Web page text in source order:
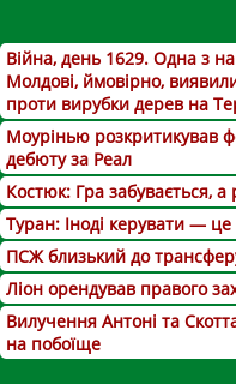
Війна, день 1629. Одна з
Молдові, ймовірно,
проти вирубки дерев на
Моурінью розкритикував
дебюту за Реал
Костюк: Гра забувається,
Туран: Іноді керувати — це
ПСЖ близький до
Ліон орендував правого
Вилучення Антоні та
на побоїще